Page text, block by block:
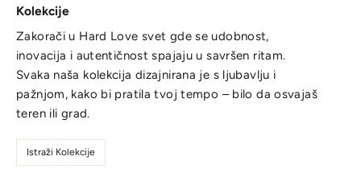
Kolekcije
Zakorači u Hard Love svet gde se udobnost,
inovacija i autentičnost spajaju u savršen ritam.
Svaka naša kolekcija dizajnirana je s ljubavlju i
pažnjom, kako bi pratila tvoj tempo – bilo da osvajaš
teren ili grad.
Istraži Kolekcije